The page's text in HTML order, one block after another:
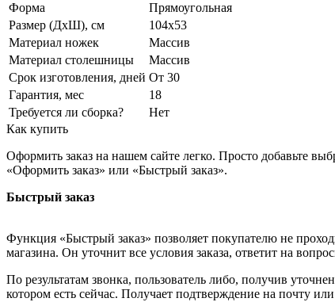
Форма
Прямоугольная
Размер (ДхШ), см
104х53
Материал ножек
Массив
Материал столешницы
Массив
Срок изготовления, дней От 30
Гарантия, мес
18
Требуется ли сборка?
Нет
Как купить
Оформить заказ на нашем сайте легко. Просто добавьте
«Оформить заказ» или «Быстрый заказ».
Быстрый заказ
Функция «Быстрый заказ» позволяет покупателю не
магазина. Он уточнит все условия заказа, ответит на
По результатам звонка, пользователь либо, получив
котором есть сейчас. Получает подтверждение на почту